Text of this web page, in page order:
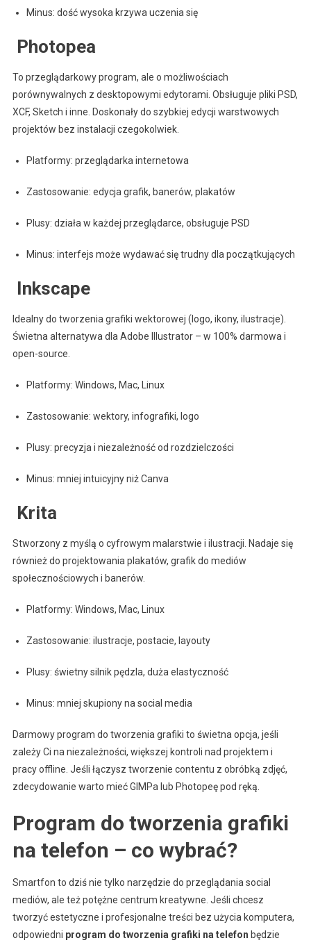
Minus: dość wysoka krzywa uczenia się
️ Photopea
To przeglądarkowy program, ale o możliwościach
porównywalnych z desktopowymi edytorami. Obsługuje pliki PSD,
XCF, Sketch i inne. Doskonały do szybkiej edycji warstwowych
projektów bez instalacji czegokolwiek.
Platformy: przeglądarka internetowa
Zastosowanie: edycja grafik, banerów, plakatów
Plusy: działa w każdej przeglądarce, obsługuje PSD
Minus: interfejs może wydawać się trudny dla początkujących
️ Inkscape
Idealny do tworzenia grafiki wektorowej (logo, ikony, ilustracje).
Świetna alternatywa dla Adobe Illustrator – w 100% darmowa i
open-source.
Platformy: Windows, Mac, Linux
Zastosowanie: wektory, infografiki, logo
Plusy: precyzja i niezależność od rozdzielczości
Minus: mniej intuicyjny niż Canva
️ Krita
Stworzony z myślą o cyfrowym malarstwie i ilustracji. Nadaje się
również do projektowania plakatów, grafik do mediów
społecznościowych i banerów.
Platformy: Windows, Mac, Linux
Zastosowanie: ilustracje, postacie, layouty
Plusy: świetny silnik pędzla, duża elastyczność
Minus: mniej skupiony na social media
Darmowy program do tworzenia grafiki to świetna opcja, jeśli
zależy Ci na niezależności, większej kontroli nad projektem i
pracy offline. Jeśli łączysz tworzenie contentu z obróbką zdjęć,
zdecydowanie warto mieć GIMPa lub Photopeę pod ręką.
Program do tworzenia grafiki
na telefon – co wybrać?
Smartfon to dziś nie tylko narzędzie do przeglądania social
mediów, ale też potężne centrum kreatywne. Jeśli chcesz
tworzyć estetyczne i profesjonalne treści bez użycia komputera,
odpowiedni program do tworzenia grafiki na telefon będzie